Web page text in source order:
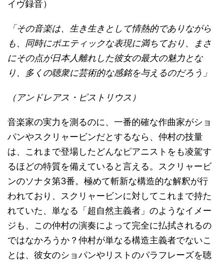
イヴ録音）
「その音楽は、生き生きとして情熱的でありながら
も、同時にポエティックな表現に満ちており、まさ
にその点が日本人離れした彼女の最大の魅力とな
り、多くの聴衆に芸術的な感銘を与えるのだろう」
（アンドレアス・ピストリウス）
音楽家の実力を測るのに、一番的確な作曲家がショ
パンやスクリャービンだとするなら、仲村の技量
は、これまで登場したどんなピアニストをも凌駕す
るほどの特質を備えていると言える。スクリャービ
ンのソナタ第3番。極めて斬新な構造的な解釈が行
われており、スクリャービンに対してこれまで持た
れていた、単なる「超自然主義者」のようなイメー
ジも、この仲村の演奏によって完全に払拭されるの
ではなかろうか？仲村が単なる構造主義者でないこ
とは、彼女のショパンやリストのパラフレーズを聴